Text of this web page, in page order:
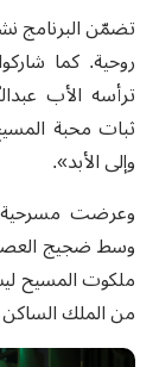
تضمّن البرنامج
روحية. كما
ترأسه الأب
ثبات محبة
وإلى الأبد».
وعرضت مسرحية
وسط ضجيج العصر
ملكوت المسيح
من الملك